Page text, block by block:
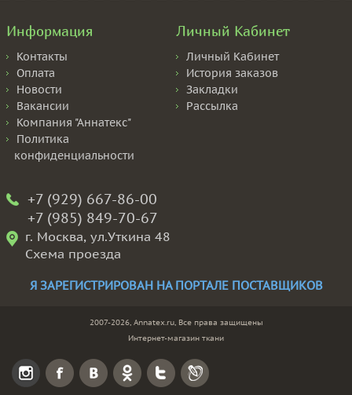
Информация
Контакты
Оплата
Новости
Вакансии
Компания "Аннатекс"
Политика
конфиденциальности
Личный Кабинет
Личный Кабинет
История заказов
Закладки
Рассылка
+7 (929) 667-86-00
+7 (985) 849-70-67
г. Москва, ул.Уткина 48
Схема проезда
Я ЗАРЕГИСТРИРОВАН НА ПОРТАЛЕ ПОСТАВЩИКОВ
2007-2026, Annatex.ru, Все права защищены
Интернет-магазин ткани